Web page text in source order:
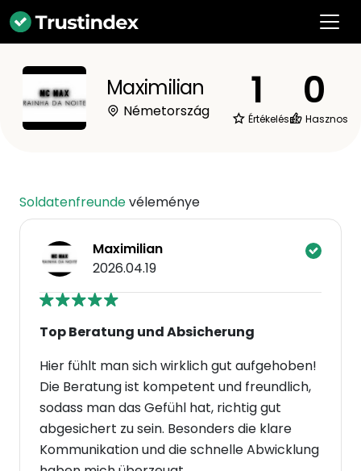
Maximilian
Németország 1
Értékelések
0
Hasznos
Soldatenfreundevéleménye
Maximilian
2026.04.19
Top Beratung und Absicherung
Hier fühlt man sich wirklich gut aufgehoben!
Die Beratung ist kompetent und freundlich,
sodass man das Gefühl hat, richtig gut
abgesichert zu sein. Besonders die klare
Kommunikation und die schnelle Abwicklung